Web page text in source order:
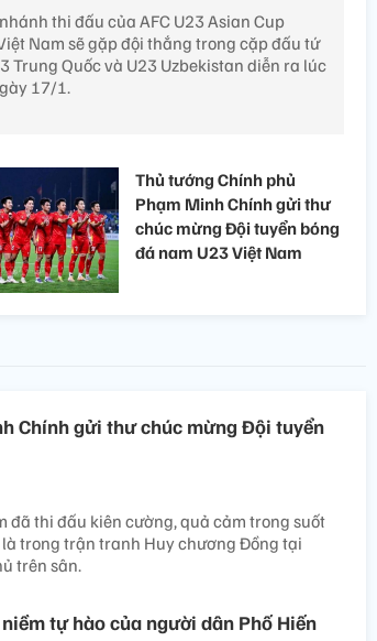
thi đấu của AFC U23 Asian Cup
Nam sẽ gặp đội thắng trong cặp đấu tứ
Trung Quốc và U23 Uzbekistan diễn ra lúc
17/1.
Thủ tướng Chính phủ
Phạm Minh Chính gửi thư
chúc mừng Đội tuyển bóng
đá nam U23 Việt Nam
Chính gửi thư chúc mừng Đội tuyển
đã thi đấu kiên cường, quả cảm trong suốt
trong trận tranh Huy chương Đồng tại
trên sân.
tự hào của người dân Phố Hiến